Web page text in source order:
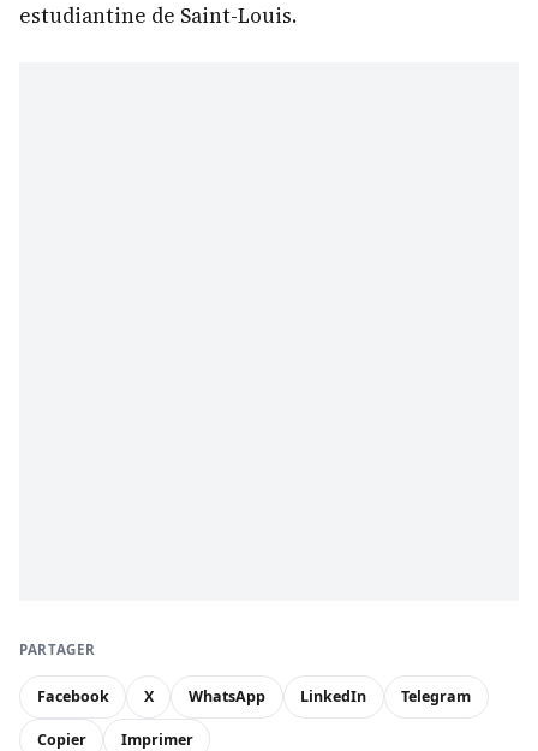
estudiantine de Saint-Louis.
PARTAGER
Facebook X WhatsApp LinkedIn Telegram
Copier Imprimer